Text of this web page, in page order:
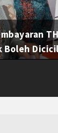
Boleh Dicicil